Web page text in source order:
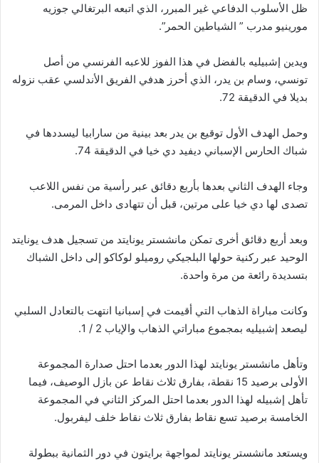
ظل الأسلوب الدفاعي غير المبرر، الذي اتبعه البرتغالي جوزيه
مورينيو مدرب ” الشياطين الحمر”.
ويدين إشبيليه بالفضل في هذا الفوز للاعبه الفرنسي من أصل
تونسي، وسام بن يدر، الذي أحرز هدفي الفريق الأندلسي عقب نزوله
بديلا في الدقيقة 72.
وحمل الهدف الأول توقيع بن يدر بعد بينية من سارابيا ليسددها في
شباك الحارس الإسباني ديفيد دي خيا في الدقيقة 74.
وجاء الهدف الثاني بعدها بأربع دقائق عبر رأسية من نفس اللاعب
تصدى لها دي خيا على مرتين، قبل أن تتهادى داخل المرمى.
وبعد أربع دقائق أخرى تمكن مانشستر يونايتد من تسجيل هدف يونايتد
الوحيد عبر ركنية حولها البلجيكي روميلو لوكاكو إلى داخل الشباك
بتسديدة رائعة من مرة واحدة.
وكانت مباراة الذهاب التي أقيمت في إسبانيا انتهت بالتعادل السلبي
ليصعد إشبيليه بمجموع مباراتي الذهاب والإياب 2 / 1.
وتأهل مانشستر يونايتد لهذا الدور بعدما احتل صدارة المجموعة
الأولى برصيد 15 نقطة، بفارق ثلاث نقاط عن بازل الوصيف، فيما
تأهل إشبيله لهذا الدور بعدما احتل المركز الثاني في المجموعة
الخامسة برصيد تسع نقاط بفارق ثلاث نقاط خلف ليفربول.
ويستعد مانشستر يونايتد لمواجهة برايتون في دور الثمانية ببطولة